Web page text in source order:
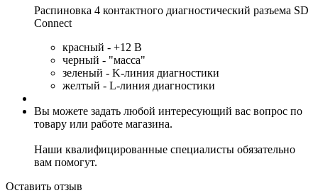
Распиновка 4 контактного диагностический разъема SD
Connect
красный - +12 В
черный - "масса"
зеленый - K-линия диагностики
желтый - L-линия диагностики
Вы можете задать любой интересующий вас вопрос по
товару или работе магазина.
Наши квалифицированные специалисты обязательно
вам помогут.
Оставить отзыв